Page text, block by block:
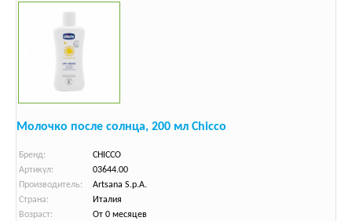
Молочко после солнца, 200 мл Chicco
Бренд:
CHICCO
Артикул:
03644.00
Производитель:
Artsana S.p.A.
Страна:
Италия
Возраст:
От 0 месяцев